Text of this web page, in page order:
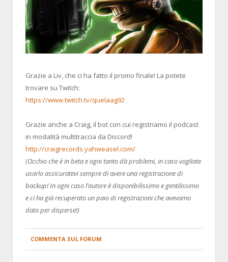
Grazie a Liv, che ci ha fatto il promo finale! La potete
trovare su Twitch:
https://www.twitch.tv/quelaag92
Grazie anche a Craig, il bot con cui registriamo il podcast
in modalità multitraccia da Discord!
http://craigrecords.yahweasel.com/
(Occhio che è in beta e ogni tanto dà problemi, in caso vogliate
usarlo assicuratevi sempre di avere una registrazione di
backup! In ogni caso l’autore è disponibilissimo e gentilissimo
e ci ha già recuperato un paio di registrazioni che avevamo
dato per disperse!)
COMMENTA SUL FORUM